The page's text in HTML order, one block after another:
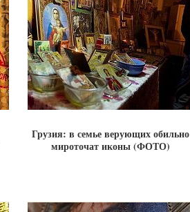
Грузия: в семье верующих обильно
мироточат иконы (ФОТО)